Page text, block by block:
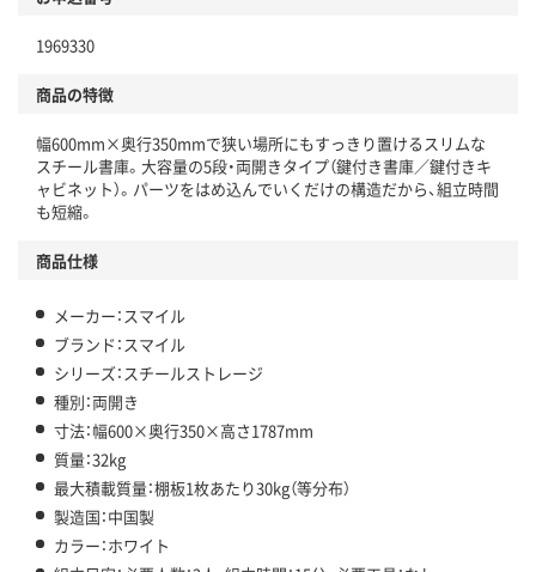
1969330
商品の特徴
幅600mm×奥行350mmで狭い場所にもすっきり置けるスリムな
スチール書庫。大容量の5段・両開きタイプ（鍵付き書庫／鍵付きキ
ャビネット）。パーツをはめ込んでいくだけの構造だから、組立時間
も短縮。
商品仕様
メーカー：スマイル
ブランド：スマイル
シリーズ：スチールストレージ
種別：両開き
寸法：幅600×奥行350×高さ1787mm
質量：32kg
最大積載質量：棚板1枚あたり30kg（等分布）
製造国：中国製
カラー：ホワイト